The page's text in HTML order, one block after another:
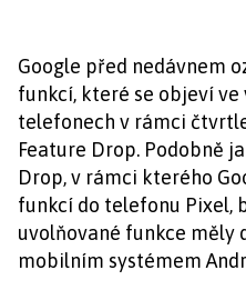
Google před nedávnem
funkcí, které se objeví ve
telefonech v rámci
Feature Drop. Podobně
Drop, v rámci kterého
funkcí do telefonu Pixel,
uvolňované funkce měly
mobilním systémem